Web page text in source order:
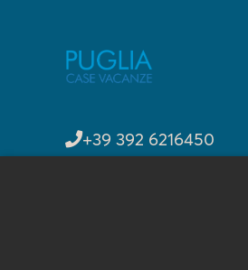
+39 392 6216450